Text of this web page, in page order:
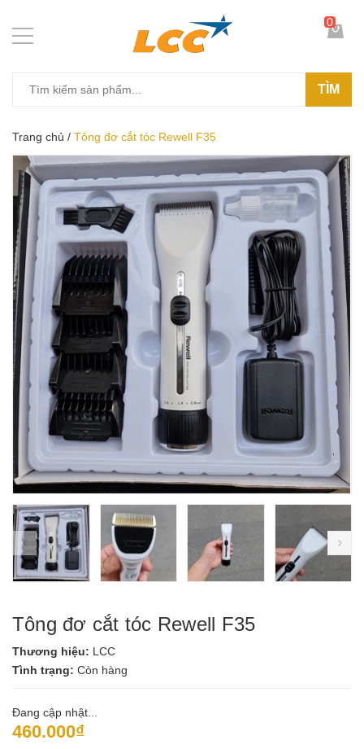
TÌM
0
Trang chủ / Tông đơ cắt tóc Rewell F35
prev
Tông đơ cắt tóc Rewell F35
Thương hiệu: LCC
Tình trạng: Còn hàng
Đang cập nhật...
460.000₫